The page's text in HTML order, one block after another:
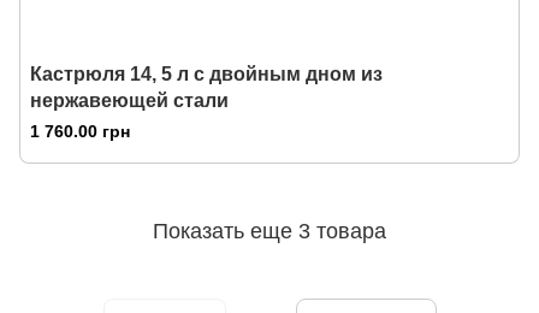
Кастрюля 14, 5 л с двойным дном из
нержавеющей стали
1 760.00 грн
Показать еще 3 товара